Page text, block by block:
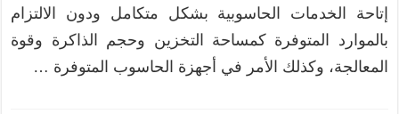
إتاحة الخدمات الحاسوبية بشكل متكامل ودون الالتزام
بالموارد المتوفرة كمساحة التخزين وحجم الذاكرة وقوة
المعالجة، وكذلك الأمر في أجهزة الحاسوب المتوفرة …